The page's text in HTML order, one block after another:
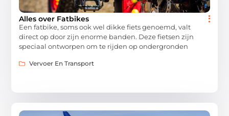
Alles over Fatbikes
Een fatbike, soms ook wel dikke fiets genoemd, valt
direct op door zijn enorme banden. Deze fietsen zijn
speciaal ontworpen om te rijden op ondergronden
Vervoer En Transport